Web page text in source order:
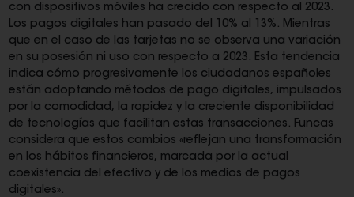
con dispositivos móviles ha crecido con respecto al 2023.
Los pagos digitales han pasado del 10% al 13%. Mientras
que en el caso de las tarjetas no se observa una variación
en su posesión ni uso con respecto a 2023. Esta tendencia
indica cómo progresivamente los ciudadanos españoles
están adoptando métodos de pago digitales, impulsados
por la comodidad, la rapidez y la creciente disponibilidad
de tecnologías que facilitan estas transacciones. Funcas
considera que estos cambios «reflejan una transformación
en los hábitos financieros, marcada por la actual
coexistencia del efectivo y de los medios de pagos
digitales».